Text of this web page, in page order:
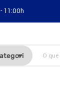
11:00h